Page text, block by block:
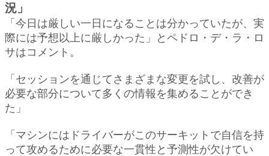
況」
「今日は厳しい一日になることは分かっていたが、実
際には予想以上に厳しかった」とペドロ・デ・ラ・ロ
サはコメント。
「セッションを通じてさまざまな変更を試し、改善が
必要な部分について多くの情報を集めることができ
た」
「マシンにはドライバーがこのサーキットで自信を持
って攻めるために必要な一貫性と予測性が欠けてい